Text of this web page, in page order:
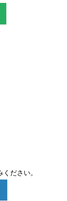
ださい。